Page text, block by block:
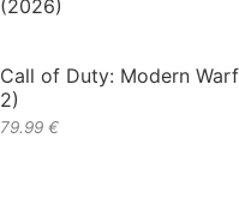
(2026)
Call of Duty: Modern
2)
79.99 €